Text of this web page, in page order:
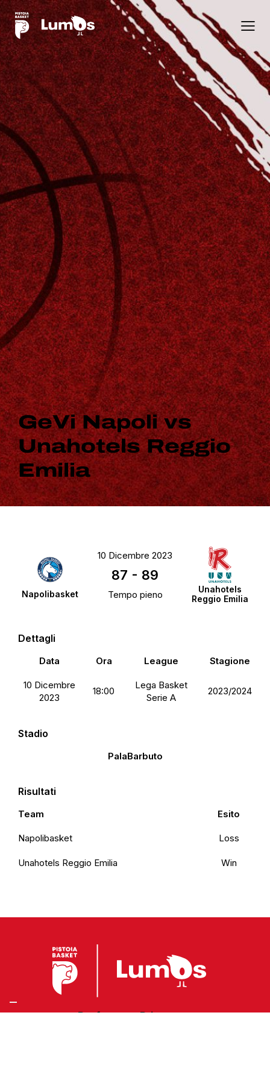
GeVi Napoli vs
Unahotels Reggio
Emilia
Napolibasket
Unahotels
Reggio Emilia
10 Dicembre 2023
87 - 89
Tempo pieno
Dettagli
Data Ora League Stagione
10 Dicembre
2023
18:00
Lega Basket
Serie A
2023/2024
Stadio
PalaBarbuto
Risultati
Team Esito
Napolibasket Loss
Unahotels Reggio Emilia Win
Preferenze Privacy